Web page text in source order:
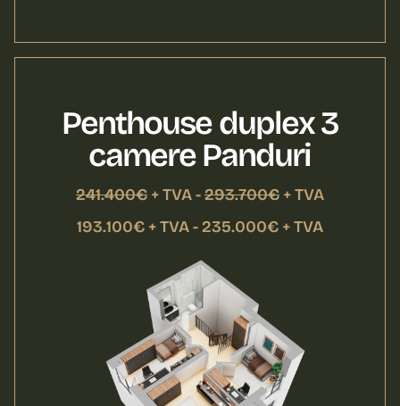
Penthouse duplex 3
camere Panduri
241.400€ + TVA -293.700€ + TVA
193.100€ + TVA - 235.000€ + TVA